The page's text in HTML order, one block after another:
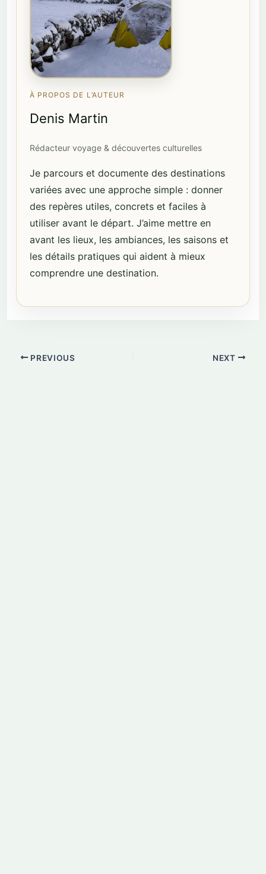
À PROPOS DE L’AUTEUR
Denis Martin
Rédacteur voyage & découvertes culturelles
Je parcours et documente des destinations
variées avec une approche simple : donner
des repères utiles, concrets et faciles à
utiliser avant le départ. J’aime mettre en
avant les lieux, les ambiances, les saisons et
les détails pratiques qui aident à mieux
comprendre une destination.
PREVIOUS NEXT